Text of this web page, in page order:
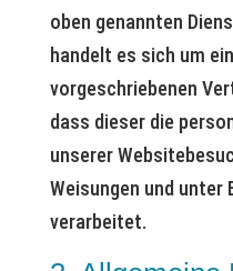
oben genannten
handelt es sich um
vorgeschriebenen
dass dieser die
unserer
Weisungen und unter
verarbeitet.